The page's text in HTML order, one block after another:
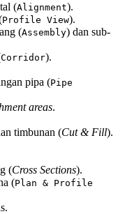
(Alignment).
Profile View).
(Assembly) dan sub-
Corridor).
pipa (Pipe
areas.
timbunan (Cut & Fill).
(Cross Sections).
(Plan & Profile